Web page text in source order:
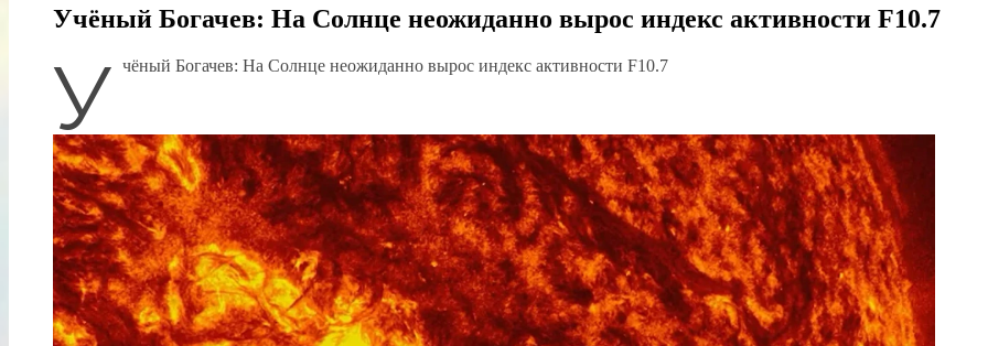
Учёный Богачев: На Солнце неожиданно вырос индекс активности F10.7
У чёный Богачев: На Солнце неожиданно вырос индекс активности F10.7